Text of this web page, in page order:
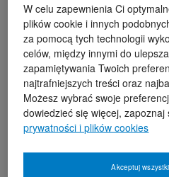
W celu zapewnienia Ci
plików cookie i innych
za pomocą tych technologii
celów, między innymi do
zapamiętywania Twoich
najtrafniejszych treści oraz
Możesz wybrać swoje
dowiedzieć się więcej, zapoznaj
prywatności i plików cookies
Akceptuj